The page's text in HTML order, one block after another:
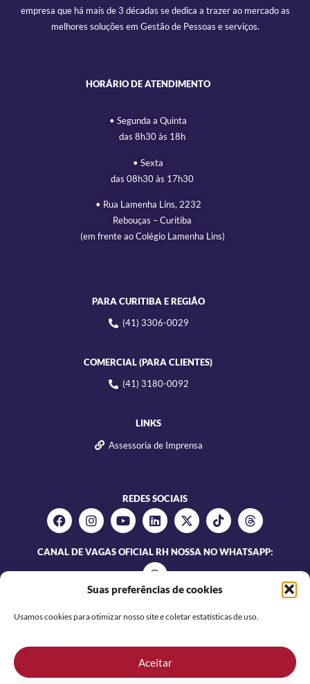
Suas preferências de cookies
Usamos cookies para otimizar nosso site e coletar estatísticas de uso.
Aceitar
empresa que há mais de 3 décadas se dedica a trazer ao mercado as
melhores soluções em Gestão de Pessoas e serviços.
HORÁRIO DE ATENDIMENTO
• Segunda a Quinta
das 8h30 às 18h
• Sexta
das 08h30 às 17h30
• Rua Lamenha Lins, 2232
Rebouças – Curitiba
(em frente ao Colégio Lamenha Lins)
PARA CURITIBA E REGIÃO
(41) 3306-0029
COMERCIAL (PARA CLIENTES)
(41) 3180-0092
LINKS
Assessoria de Imprensa
REDES SOCIAIS
CANAL DE VAGAS OFICIAL RH NOSSA NO WHATSAPP: